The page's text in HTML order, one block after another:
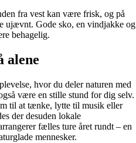
fra vest kan være frisk, og på
ujævnt. Gode sko, en vindjakke og
behagelig.
alene
hvor du deler naturen med
være en stille stund for dig selv.
til at tænke, lytte til musik eller
der desuden lokale
fælles ture året rundt – en
mennesker.